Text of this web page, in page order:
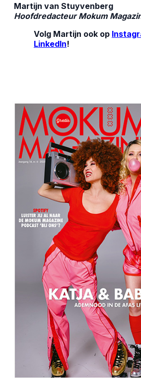
Martijn van Stuyvenberg
Hoofdredacteur Mokum
Volg Martijn ook op
LinkedIn!